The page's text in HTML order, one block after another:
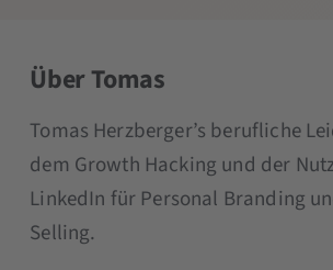
Über Tomas
Tomas Herzberger’s berufliche
dem Growth Hacking und der
LinkedIn für Personal Branding
Selling.